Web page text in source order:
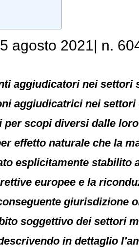
agosto 2021| n.
aggiudicatori nei settori
aggiudicatrici nei settori
per scopi diversi dalle
effetto naturale che la
esplicitamente
europee e la
giurisdizione
soggettivo dei settori
in dettaglio